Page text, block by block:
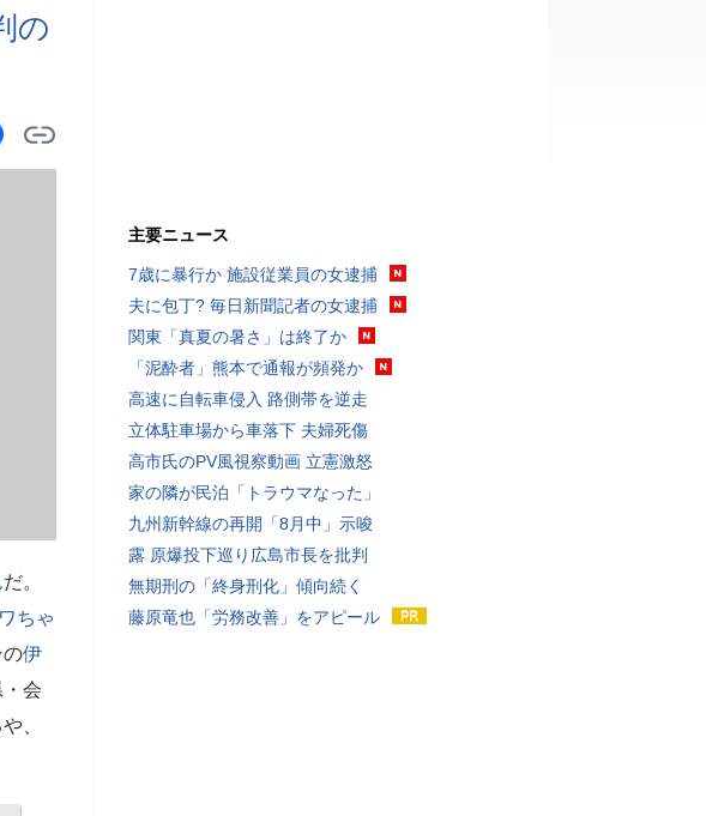
の
だ。
ちゃ
の伊
会
、
主要ニュース
7歳に暴行か 施設従業員の女逮捕
夫に包丁? 毎日新聞記者の女逮捕
関東「真夏の暑さ」は終了か
「泥酔者」熊本で通報が頻発か
高速に自転車侵入 路側帯を逆走
立体駐車場から車落下 夫婦死傷
高市氏のPV風視察動画 立憲激怒
家の隣が民泊「トラウマなった」
九州新幹線の再開「8月中」示唆
露 原爆投下巡り広島市長を批判
無期刑の「終身刑化」傾向続く
藤原竜也「労務改善」をアピール